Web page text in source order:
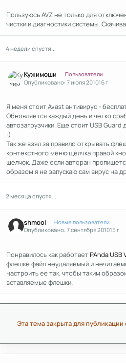
Пользуюсь AVZ не только для
чистки и диагностики системы.
4 недели спустя...
Кужимоши Пользователи
Опубликовано:7 июля 201016 г
Я меня стоит Avast антивирус -
Обновляется каждый день и четко
автозагрузчики. Еще стоит USB
:)
Так же взял за правило открывать
контекстного меню щелчка правой
щелчок. Даже если авторан
образом я не запускаю сам вирус на
2 месяца спустя...
shmool Новые пользователи
Опубликовано:7 сентября 201015 г
Понравилось как работает PAnda USB
флешке файл неудаляемый и
настроить ее так, чтобы таким
вставляемые флешки.
Эта тема закрыта для